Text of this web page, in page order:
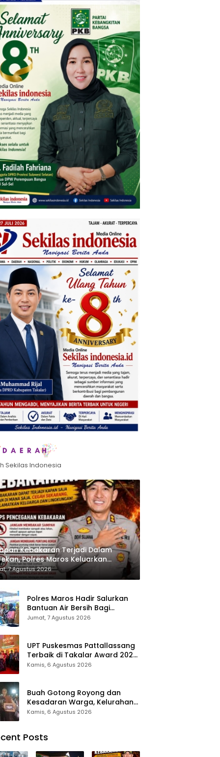
Sekilas Indonesia
Kebakaran Terjadi Dalam
Polres Maros Keluarkan
kepada Masyarakat
7 Agustus 2026
Polres Maros Hadir Salurkan
Bantuan Air Bersih Bagi
Masyarakat Terdampak Krisis
Jumat, 7 Agustus 2026
UPT Puskesmas Pattallassang
Terbaik di Takalar Award 2026,
Bukti Komitmen Hadirkan
Kamis, 6 Agustus 2026
Buah Gotong Royong dan
Kesadaran Warga, Kelurahan
Patte’ne Menjadi Bintang
Kamis, 6 Agustus 2026
Posts